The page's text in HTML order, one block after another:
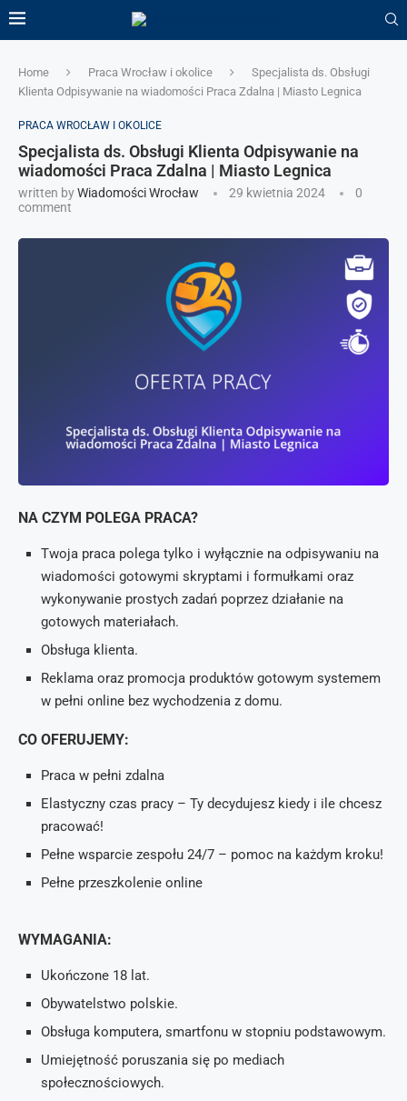
Home Praca Wrocław i okolice
Specjalista ds. Obsługi
Klienta Odpisywanie na wiadomości Praca Zdalna | Miasto Legnica
PRACA WROCŁAW I OKOLICE
Specjalista ds. Obsługi Klienta Odpisywanie na
wiadomości Praca Zdalna | Miasto Legnica
written byWiadomości Wrocław 29 kwietnia 2024
0
comment
NA CZYM POLEGA PRACA?
Twoja praca polega tylko i wyłącznie na odpisywaniu na
wiadomości gotowymi skryptami i formułkami oraz
wykonywanie prostych zadań poprzez działanie na
gotowych materiałach.
Obsługa klienta.
Reklama oraz promocja produktów gotowym systemem
w pełni online bez wychodzenia z domu.
CO OFERUJEMY:
Praca w pełni zdalna
Elastyczny czas pracy – Ty decydujesz kiedy i ile chcesz
pracować!
Pełne wsparcie zespołu 24/7 – pomoc na każdym kroku!
Pełne przeszkolenie online
WYMAGANIA:
Ukończone 18 lat.
Obywatelstwo polskie.
Obsługa komputera, smartfonu w stopniu podstawowym.
Umiejętność poruszania się po mediach
społecznościowych.